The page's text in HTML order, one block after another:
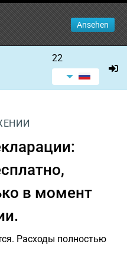
Ansehen
22
в момент
Расходы полностью